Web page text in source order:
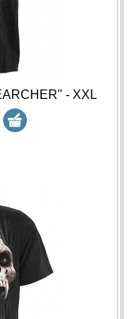
- XXL